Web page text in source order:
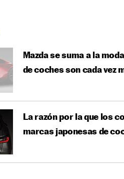
Mazda se suma a la
de coches son cada vez
La razón por la que los
marcas japonesas de